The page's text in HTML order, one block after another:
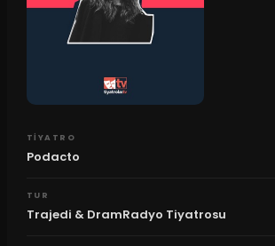
TIYATRO
Podacto
TUR
Trajedi & DramRadyo Tiyatrosu